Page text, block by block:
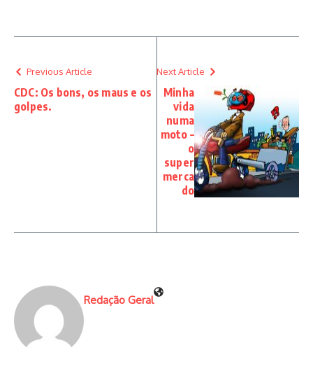
Previous Article
CDC: Os bons, os maus e os
golpes.
Next Article
Minha
vida
numa
moto –
o
super
merca
do
Redação Geral